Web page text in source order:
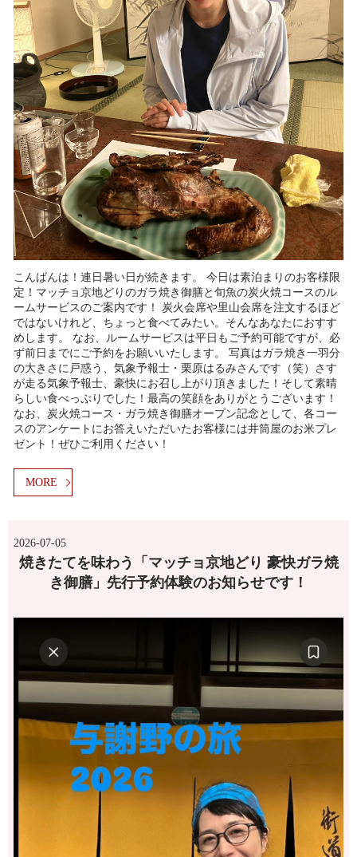
こんばんは！連日暑い日が続きます。 今日は素泊まりのお客様限
定！マッチョ京地どりのガラ焼き御膳と旬魚の炭火焼コースのル
ームサービスのご案内です！ 炭火会席や里山会席を注文するほど
ではないけれど、ちょっと食べてみたい。そんなあなたにおすす
めします。 なお、ルームサービスは平日もご予約可能ですが、必
ず前日までにご予約をお願いいたします。 写真はガラ焼き一羽分
の大きさに戸惑う、気象予報士・栗原はるみさんです（笑）さす
が走る気象予報士、豪快にお召し上がり頂きました！そして素晴
らしい食べっぷりでした！最高の笑顔をありがとうございます！
なお、炭火焼コース・ガラ焼き御膳オープン記念として、各コー
スのアンケートにお答えいただいたお客様には井筒屋のお米プレ
ゼント！ぜひご利用ください！
MORE
2026-07-05
焼きたてを味わう「マッチョ京地どり 豪快ガラ焼
き御膳」先行予約体験のお知らせです！